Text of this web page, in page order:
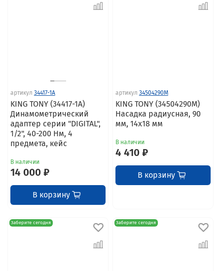
артикул 34417-1A
KING TONY (34417-1A)
Динамометрический
адаптер серии "DIGITAL",
1/2", 40-200 Нм, 4
предмета, кейс
В наличии
14 000 ₽
В корзину
артикул 34504290M
KING TONY (34504290M)
Насадка радиусная, 90
мм, 14х18 мм
В наличии
4 410 ₽
В корзину
Заберите сегодня Заберите сегодня